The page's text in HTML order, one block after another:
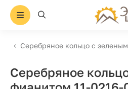
Серебряное кольцо с
Серебряное